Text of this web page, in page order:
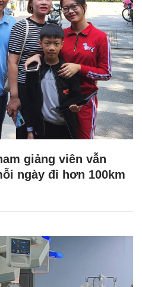
giảng viên vẫn
ngày đi hơn 100km